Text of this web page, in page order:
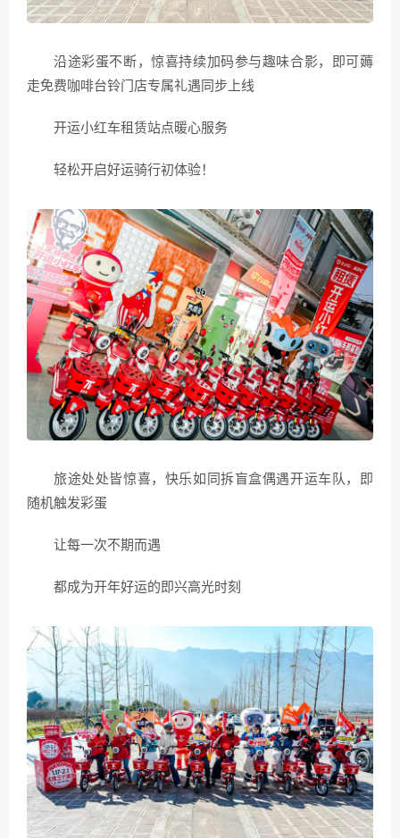
沿途彩蛋不断，惊喜持续加码参与趣味合影，即可薅
走免费咖啡台铃门店专属礼遇同步上线
开运小红车租赁站点暖心服务
轻松开启好运骑行初体验！
旅途处处皆惊喜，快乐如同拆盲盒偶遇开运车队，即
随机触发彩蛋
让每一次不期而遇
都成为开年好运的即兴高光时刻